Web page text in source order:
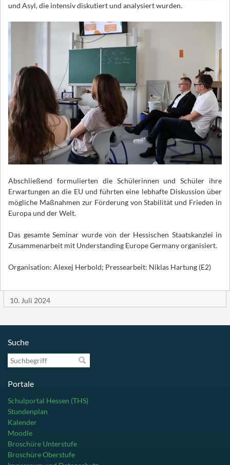
und Asyl, die intensiv diskutiert und analysiert wurden.
Abschließend formulierten die Schülerinnen und Schüler ihre
Erwartungen an die EU und führten eine lebhafte Diskussion über
mögliche Maßnahmen zur Förderung von Stabilität und Frieden in
Europa und der Welt.
Das gesamte Seminar wurde von der Hessischen Staatskanzlei in
Zusammenarbeit mit Understanding Europe Germany organisiert.
Organisation: Alexej Herbold; Pressearbeit: Niklas Hartung (E2)
10. Juli 2024
Suche
Suchbegriff
Portale
Schulportal Hessen (THS)
Stundenplan
Kalender
Moodle
Broschüre Unterstufe
Broschüre Oberstufe